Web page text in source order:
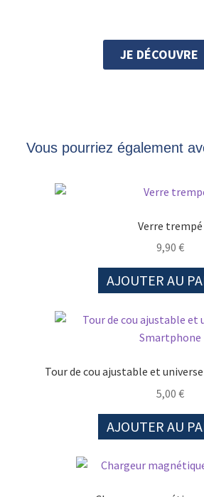
JE DÉCOUVRE
Vous pourriez également
Verre trempé
9,90 €
AJOUTER AU
Tour de cou ajustable et
5,00 €
AJOUTER AU